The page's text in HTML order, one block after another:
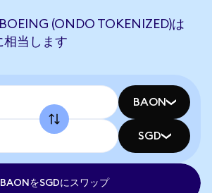
(ONDO TOKENIZED)は
相当します
BAON
SGD
BAONをSGDにスワップ